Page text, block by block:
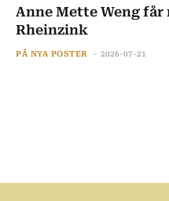
Anne Mette Weng
Rheinzink
PÅ NYA POSTER 2026-07-21